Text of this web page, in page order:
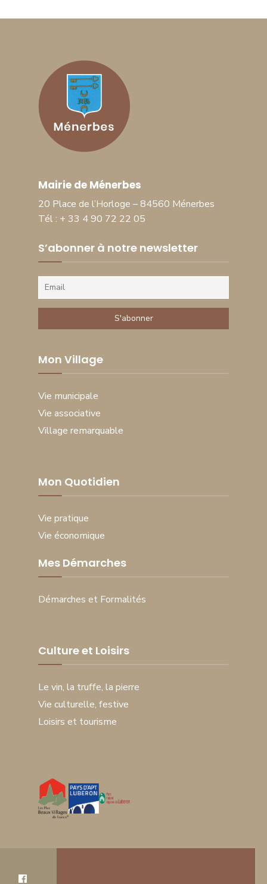
Mairie de Ménerbes
20 Place de l’Horloge – 84560 Ménerbes
Tél : + 33 4 90 72 22 05
S’abonner à notre newsletter
Mon Village
Vie municipale
Vie associative
Village remarquable
Mon Quotidien
Vie pratique
Vie économique
Mes Démarches
Démarches et Formalités
Culture et Loisirs
Le vin, la truffe, la pierre
Vie culturelle, festive
Loisirs et tourisme